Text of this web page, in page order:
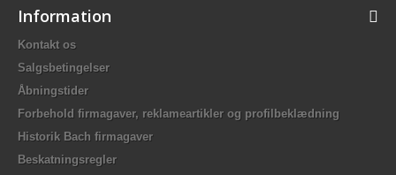
Information
Kontakt os
Salgsbetingelser
Åbningstider
Forbehold firmagaver, reklameartikler og profilbeklædning
Historik Bach firmagaver
Beskatningsregler